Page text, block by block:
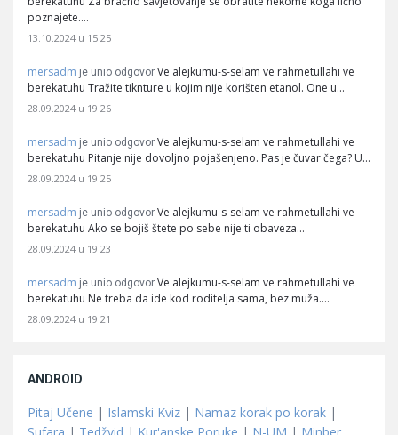
poznajete.…
13.10.2024 u 15:25
mersadm je unio odgovor Ve alejkumu-s-selam ve rahmetullahi ve
berekatuhu Tražite tiknture u kojim nije korišten etanol. One u…
28.09.2024 u 19:26
mersadm je unio odgovor Ve alejkumu-s-selam ve rahmetullahi ve
berekatuhu Pitanje nije dovoljno pojašenjeno. Pas je čuvar čega? U…
28.09.2024 u 19:25
mersadm je unio odgovor Ve alejkumu-s-selam ve rahmetullahi ve
berekatuhu Ako se bojiš štete po sebe nije ti obaveza…
28.09.2024 u 19:23
mersadm je unio odgovor Ve alejkumu-s-selam ve rahmetullahi ve
berekatuhu Ne treba da ide kod roditelja sama, bez muža.…
28.09.2024 u 19:21
ANDROID
Pitaj Učene | Islamski Kviz | Namaz korak po korak |